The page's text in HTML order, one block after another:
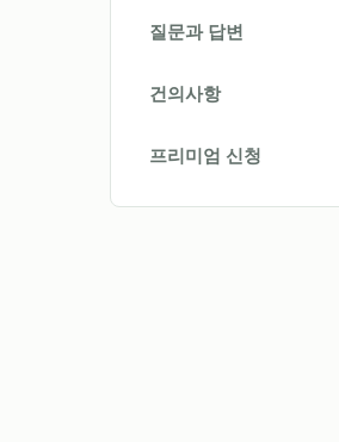
질문과 답변
건의사항
프리미엄 신청